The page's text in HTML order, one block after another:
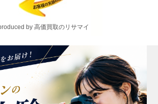
by 高価買取のリサマイ